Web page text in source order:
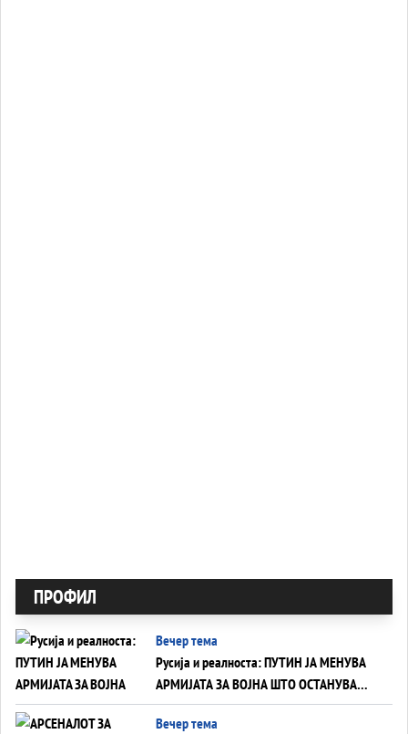
ПРОФИЛ
Вечер тема
Русија и реалноста: ПУТИН ЈА МЕНУВА
АРМИЈАТА ЗА ВОЈНА ШТО ОСТАНУВА
БЕЗ ФРОНТ
Вечер тема